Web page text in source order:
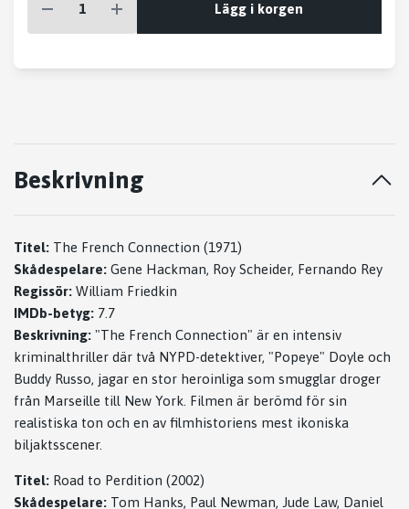
Lägg i korgen
Beskrivning
Titel: The French Connection (1971)
Skådespelare: Gene Hackman, Roy Scheider, Fernando Rey
Regissör: William Friedkin
IMDb-betyg: 7.7
Beskrivning: "The French Connection" är en intensiv
kriminalthriller där två NYPD-detektiver, "Popeye" Doyle och
Buddy Russo, jagar en stor heroinliga som smugglar droger
från Marseille till New York. Filmen är berömd för sin
realistiska ton och en av filmhistoriens mest ikoniska
biljaktsscener.
Titel: Road to Perdition (2002)
Skådespelare: Tom Hanks, Paul Newman, Jude Law, Daniel